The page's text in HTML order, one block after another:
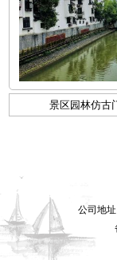
景区园林仿古
公司地